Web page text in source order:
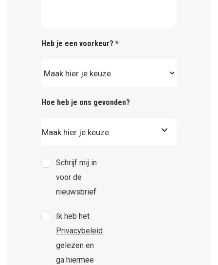
Heb je een voorkeur? *
Hoe heb je ons gevonden?
Schrijf mij in
voor de
nieuwsbrief
Ik heb het
Privacybeleid
gelezen en
ga hiermee